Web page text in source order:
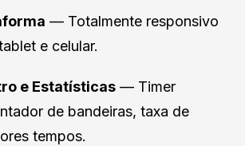
— Totalmente responsivo
e celular.
e Estatísticas — Timer
de bandeiras, taxa de
tempos.